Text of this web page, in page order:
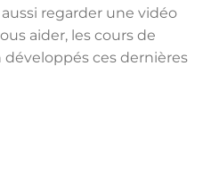
regarder une vidéo
aider, les cours de
développés ces dernières